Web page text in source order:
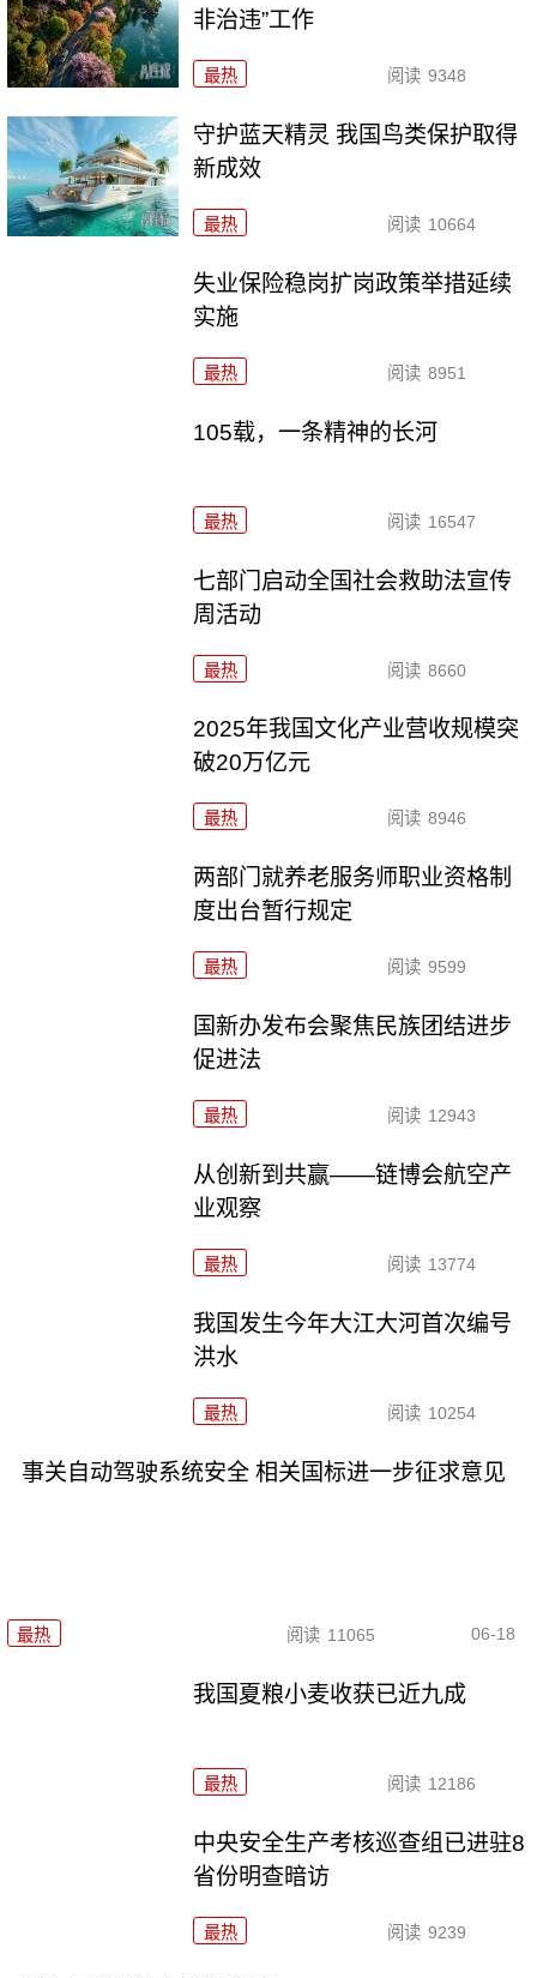
非治违”工作
最热 阅读 9348
守护蓝天精灵 我国鸟类保护取得
新成效
最热 阅读 10664
失业保险稳岗扩岗政策举措延续
实施
最热 阅读 8951
105载，一条精神的长河
最热 阅读 16547
七部门启动全国社会救助法宣传
周活动
最热 阅读 8660
2025年我国文化产业营收规模突
破20万亿元
最热 阅读 8946
两部门就养老服务师职业资格制
度出台暂行规定
最热 阅读 9599
国新办发布会聚焦民族团结进步
促进法
最热 阅读 12943
从创新到共赢——链博会航空产
业观察
最热 阅读 13774
我国发生今年大江大河首次编号
洪水
最热 阅读 10254
事关自动驾驶系统安全 相关国标进一步征求意见
最热 阅读 11065 06-18
我国夏粮小麦收获已近九成
最热 阅读 12186
中央安全生产考核巡查组已进驻8
省份明查暗访
最热 阅读 9239